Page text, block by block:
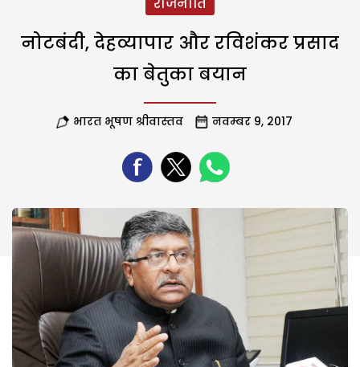
नोटबंदी, देहव्यापार और रविशंकर प्रसाद
का बेतुका बयान
भारत भूषण श्रीवास्तव नवम्बर 9, 2017